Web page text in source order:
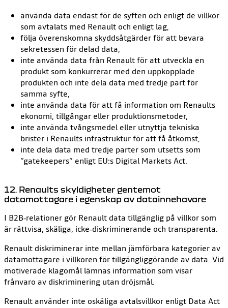
använda data endast för de syften och enligt de villkor
som avtalats med Renault och enligt lag,
följa överenskomna skyddsåtgärder för att bevara
sekretessen för delad data,
inte använda data från Renault för att utveckla en
produkt som konkurrerar med den uppkopplade
produkten och inte dela data med tredje part för
samma syfte,
inte använda data för att få information om Renaults
ekonomi, tillgångar eller produktionsmetoder,
inte använda tvångsmedel eller utnyttja tekniska
brister i Renaults infrastruktur för att få åtkomst,
inte dela data med tredje parter som utsetts som
”gatekeepers” enligt EU:s Digital Markets Act.
12. Renaults skyldigheter gentemot
datamottagare i egenskap av datainnehavare
I B2B‑relationer gör Renault data tillgänglig på villkor som
är rättvisa, skäliga, icke‑diskriminerande och transparenta.
Renault diskriminerar inte mellan jämförbara kategorier av
datamottagare i villkoren för tillgängliggörande av data. Vid
motiverade klagomål lämnas information som visar
frånvaro av diskriminering utan dröjsmål.
Renault använder inte oskäliga avtalsvillkor enligt Data Act